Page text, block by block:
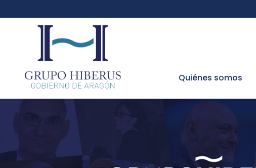
Quiénes somos